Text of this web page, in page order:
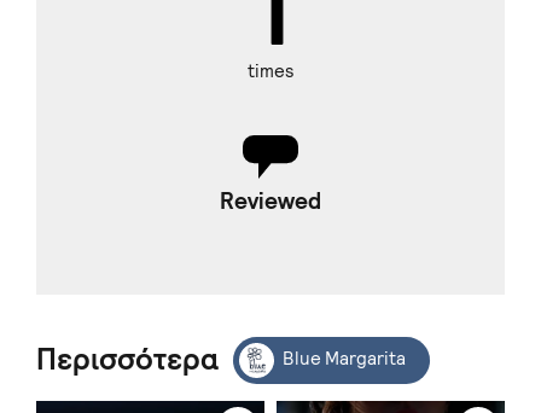
times
Reviewed
Περισσότερα Blue Margarita